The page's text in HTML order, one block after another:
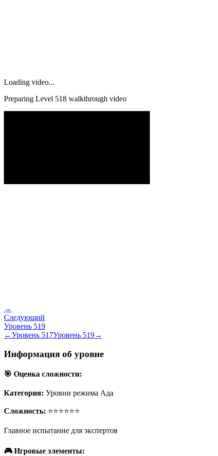
Loading video...
Preparing Level 518 walkthrough video
→
Следующий
Уровень 519
←Уровень 517Уровень 519→
Информация об уровне
🎯 Оценка сложности:
Категория: Уровни режима Ада
Сложность: ⭐⭐⭐⭐⭐⭐
Главное испытание для экспертов
🎮 Игровые элементы: